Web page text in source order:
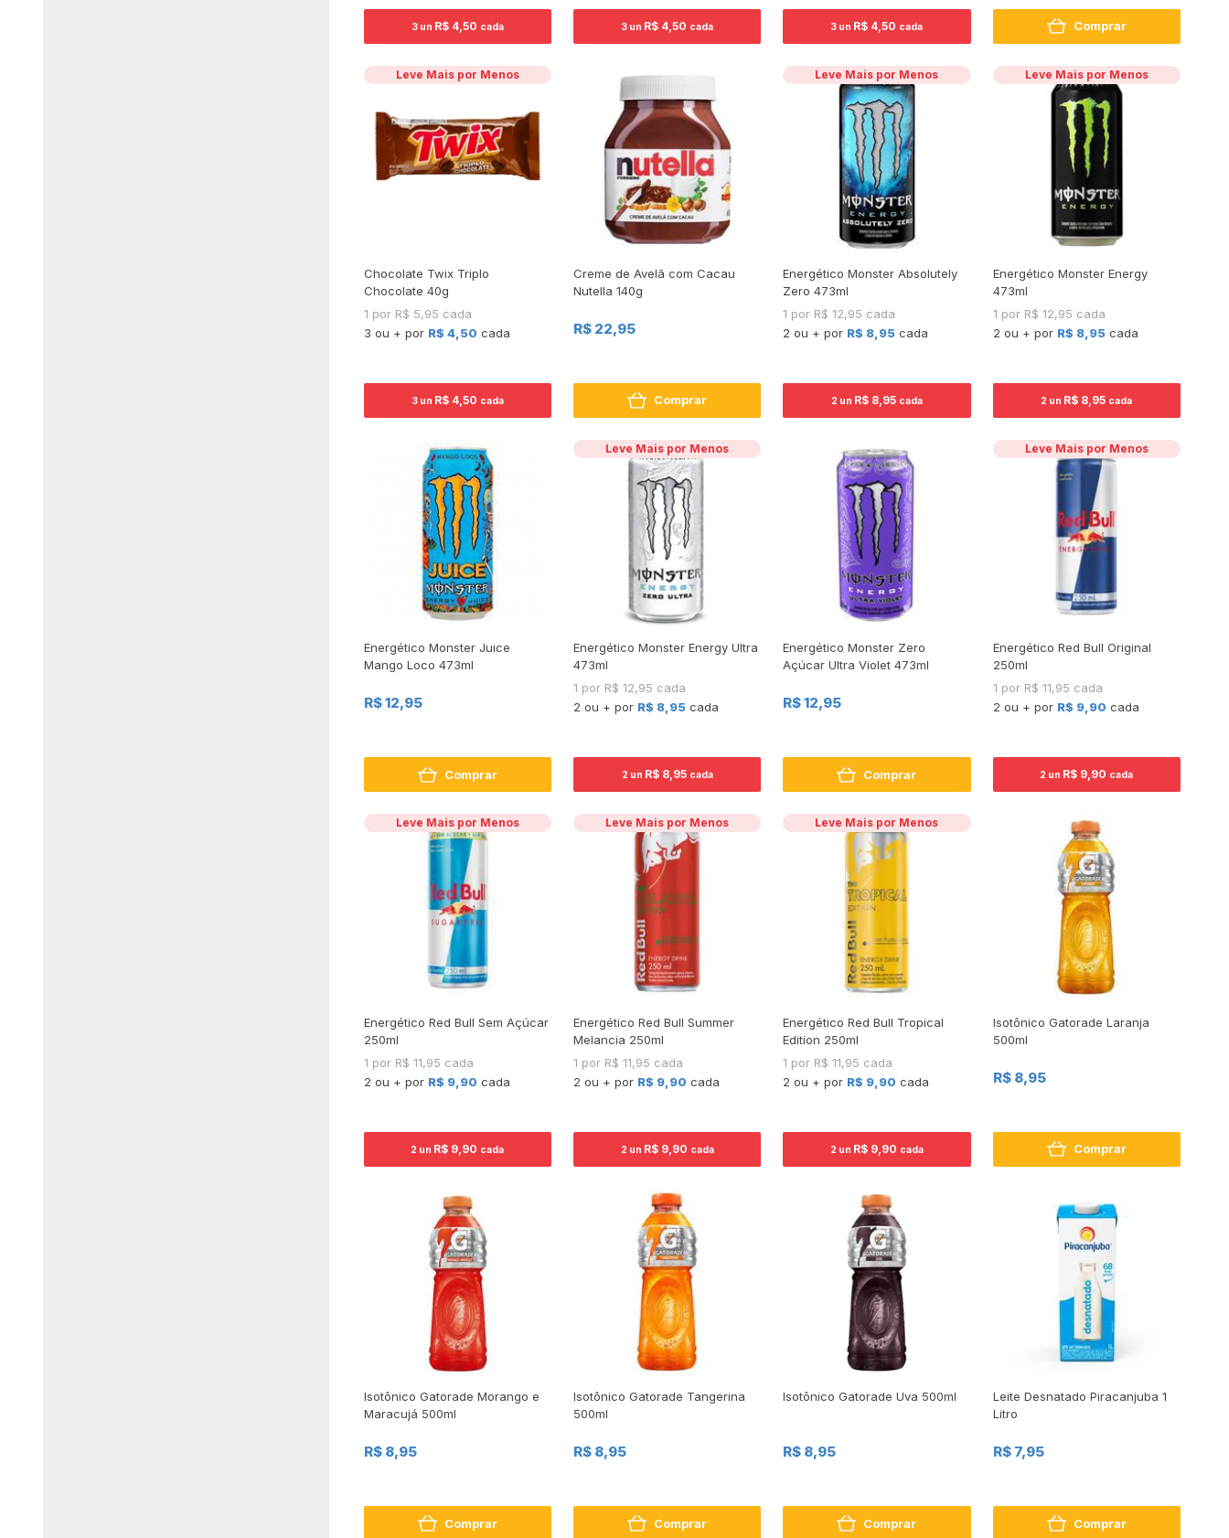
3 un R$ 4,50 cada 3 un R$ 4,50 cada 3 un R$ 4,50 cada Comprar
Leve Mais por Menos
Chocolate Twix Triplo
Chocolate 40g
1 por R$ 5,95 cada
3 ou + por R$ 4,50 cada
3 un R$ 4,50 cada
Creme de Avelã com Cacau
Nutella 140g
R$ 22,95
Comprar
Leve Mais por Menos
Energético Monster Absolutely
Zero 473ml
1 por R$ 12,95 cada
2 ou + por R$ 8,95 cada
2 un R$ 8,95 cada
Leve Mais por Menos
Energético Monster Energy
473ml
1 por R$ 12,95 cada
2 ou + por R$ 8,95 cada
2 un R$ 8,95 cada
Energético Monster Juice
Mango Loco 473ml
R$ 12,95
Comprar
Leve Mais por Menos
Energético Monster Energy Ultra
473ml
1 por R$ 12,95 cada
2 ou + por R$ 8,95 cada
2 un R$ 8,95 cada
Energético Monster Zero
Açúcar Ultra Violet 473ml
R$ 12,95
Comprar
Leve Mais por Menos
Energético Red Bull Original
250ml
1 por R$ 11,95 cada
2 ou + por R$ 9,90 cada
2 un R$ 9,90 cada
Leve Mais por Menos
Energético Red Bull Sem Açúcar
250ml
1 por R$ 11,95 cada
2 ou + por R$ 9,90 cada
2 un R$ 9,90 cada
Leve Mais por Menos
Energético Red Bull Summer
Melancia 250ml
1 por R$ 11,95 cada
2 ou + por R$ 9,90 cada
2 un R$ 9,90 cada
Leve Mais por Menos
Energético Red Bull Tropical
Edition 250ml
1 por R$ 11,95 cada
2 ou + por R$ 9,90 cada
2 un R$ 9,90 cada
Isotônico Gatorade Laranja
500ml
R$ 8,95
Comprar
Isotônico Gatorade Morango e
Maracujá 500ml
R$ 8,95
Comprar
Isotônico Gatorade Tangerina
500ml
R$ 8,95
Comprar
Isotônico Gatorade Uva 500ml
R$ 8,95
Comprar
Leite Desnatado Piracanjuba 1
Litro
R$ 7,95
Comprar